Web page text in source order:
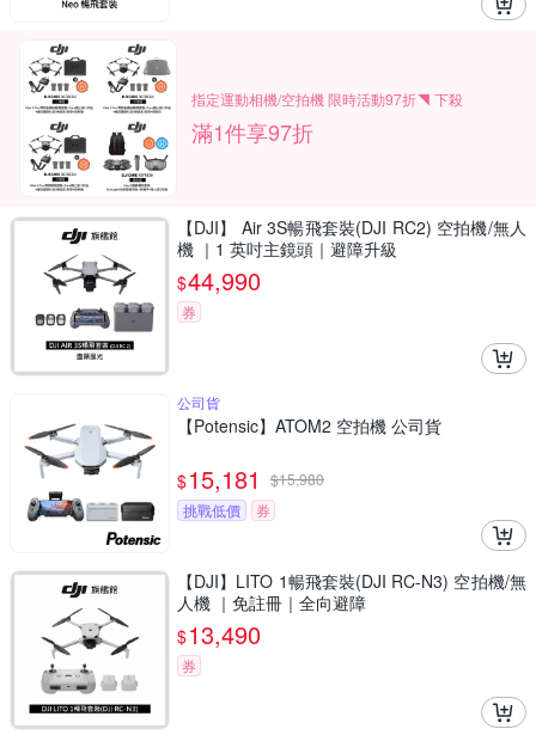
指定運動相機/空拍機 限時活動97折◥ 下殺
滿1件享97折
【DJI】 Air 3S暢飛套裝(DJI RC2) 空拍機/無人
機 ｜1 英吋主鏡頭｜避障升級
$44,990
券
公司貨
【Potensic】ATOM2 空拍機 公司貨
$15,181 $15,980
挑戰低價
券
【DJI】LITO 1暢飛套裝(DJI RC-N3) 空拍機/無
人機 ｜免註冊｜全向避障
$13,490
券